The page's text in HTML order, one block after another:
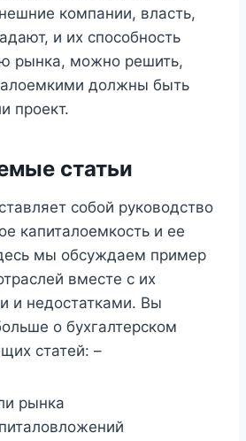
компании, власть,
и их способность
рынка, можно решить,
должны быть
проект.
статьи
собой руководство
капиталоемкость и ее
мы обсуждаем пример
вместе с их
и недостатками. Вы
о бухгалтерском
статей: –
рынка